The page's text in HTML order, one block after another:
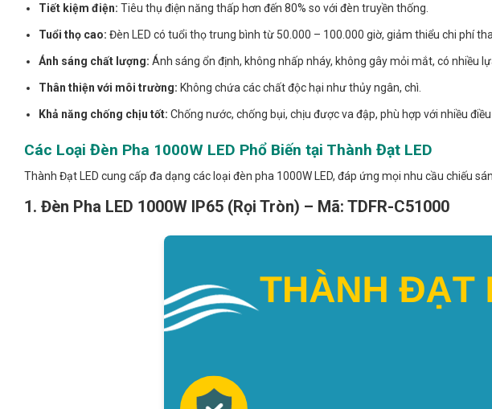
Tiết kiệm điện: Tiêu thụ điện năng thấp hơn đến 80% so với đèn truyền thống.
Tuổi thọ cao: Đèn LED có tuổi thọ trung bình từ 50.000 – 100.000 giờ, giảm thiểu chi phí
Ánh sáng chất lượng: Ánh sáng ổn định, không nhấp nháy, không gây mỏi mắt, có nhiều
Thân thiện với môi trường: Không chứa các chất độc hại như thủy ngân, chì.
Khả năng chống chịu tốt: Chống nước, chống bụi, chịu được va đập, phù hợp với nhiều
Các Loại Đèn Pha 1000W LED Phổ Biến tại Thành Đạt LED
Thành Đạt LED cung cấp đa dạng các loại đèn pha 1000W LED, đáp ứng mọi nhu cầu chiếu
1. Đèn Pha LED 1000W IP65 (Rọi Tròn) – Mã: TDFR-C51000